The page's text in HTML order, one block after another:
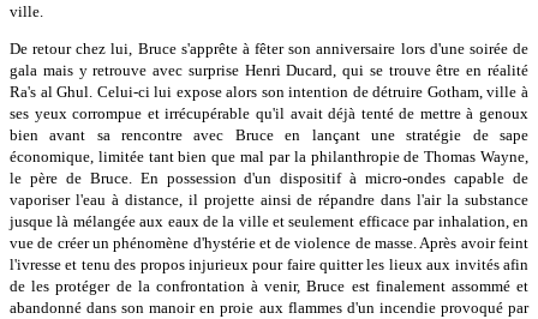
ville.
De retour chez lui, Bruce s'apprête à fêter son anniversaire lors d'une soirée de
gala mais y retrouve avec surprise Henri Ducard, qui se trouve être en réalité
Ra's al Ghul. Celui-ci lui expose alors son intention de détruire Gotham, ville à
ses yeux corrompue et irrécupérable qu'il avait déjà tenté de mettre à genoux
bien avant sa rencontre avec Bruce en lançant une stratégie de sape
économique, limitée tant bien que mal par la philanthropie de Thomas Wayne,
le père de Bruce. En possession d'un dispositif à micro-ondes capable de
vaporiser l'eau à distance, il projette ainsi de répandre dans l'air la substance
jusque là mélangée aux eaux de la ville et seulement efficace par inhalation, en
vue de créer un phénomène d'hystérie et de violence de masse. Après avoir feint
l'ivresse et tenu des propos injurieux pour faire quitter les lieux aux invités afin
de les protéger de la confrontation à venir, Bruce est finalement assommé et
abandonné dans son manoir en proie aux flammes d'un incendie provoqué par